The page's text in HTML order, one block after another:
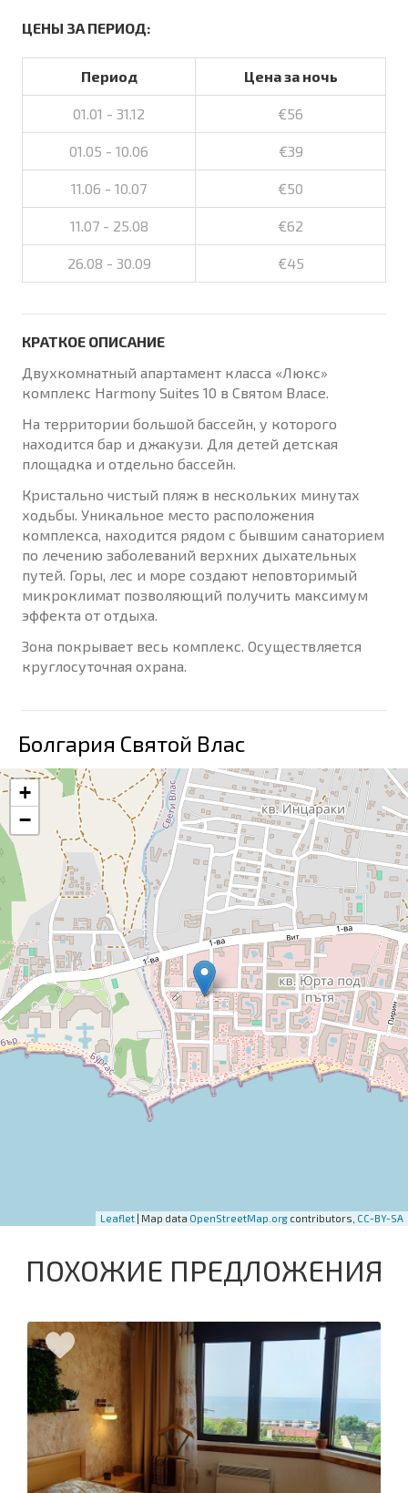
ЦЕНЫ ЗА ПЕРИОД:
Период Цена за ночь
01.01 - 31.12 €56
01.05 - 10.06 €39
11.06 - 10.07 €50
11.07 - 25.08 €62
26.08 - 30.09 €45
КРАТКОЕ ОПИСАНИЕ
Двухкомнатный апартамент класса «Люкс»
комплекс Harmony Suites 10 в Святом Власе.
На территории большой бассейн, у которого
находится бар и джакузи. Для детей детская
площадка и отдельно бассейн.
Кристально чистый пляж в нескольких минутах
ходьбы. Уникальное место расположения
комплекса, находится рядом с бывшим санаторием
по лечению заболеваний верхних дыхательных
путей. Горы, лес и море создают неповторимый
микроклимат позволяющий получить максимум
эффекта от отдыха.
Зона покрывает весь комплекс. Осуществляется
круглосуточная охрана.
Болгария Святой Влас
+
−
Leaflet | Map data OpenStreetMap.org contributors, CC-BY-SA
ПОХОЖИЕ ПРЕДЛОЖЕНИЯ